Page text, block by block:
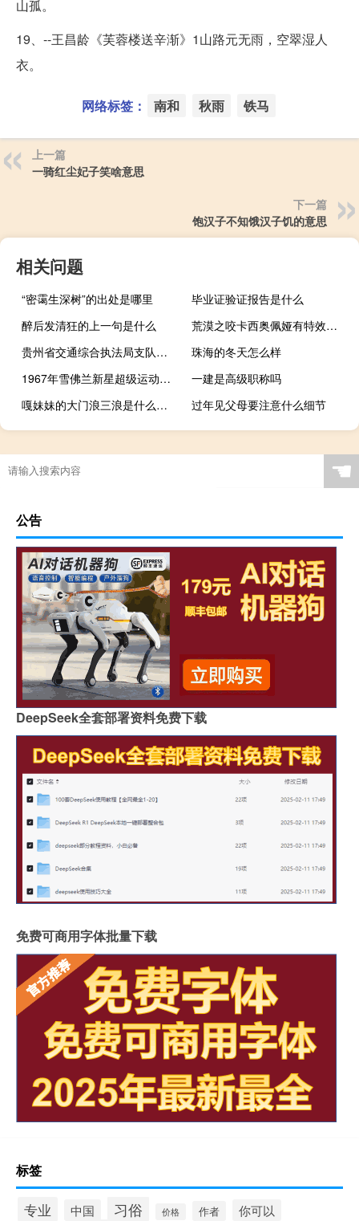
山孤。
19、--王昌龄《芙蓉楼送辛渐》1山路元无雨，空翠湿人
衣。
网络标签： 南和 秋雨 铁马
上一篇
一骑红尘妃子笑啥意思
下一篇
饱汉子不知饿汉子饥的意思
相关问题
“密霭生深树”的出处是哪里
毕业证验证报告是什么
醉后发清狂的上一句是什么
荒漠之咬卡西奥佩娅有特效吗（荒漠之咬 卡西奥佩娅）
贵州省交通综合执法局支队级别（贵州省交通厅高管局长啥级别）
珠海的冬天怎么样
1967年雪佛兰新星超级运动给各方留下深刻印象
一建是高级职称吗
嘎妹妹的大门浪三浪是什么歌 终于找到答案了
过年见父母要注意什么细节
☚
公告
DeepSeek全套部署资料免费下载
免费可商用字体批量下载
标签
专业 中国 习俗 价格 作者 你可以